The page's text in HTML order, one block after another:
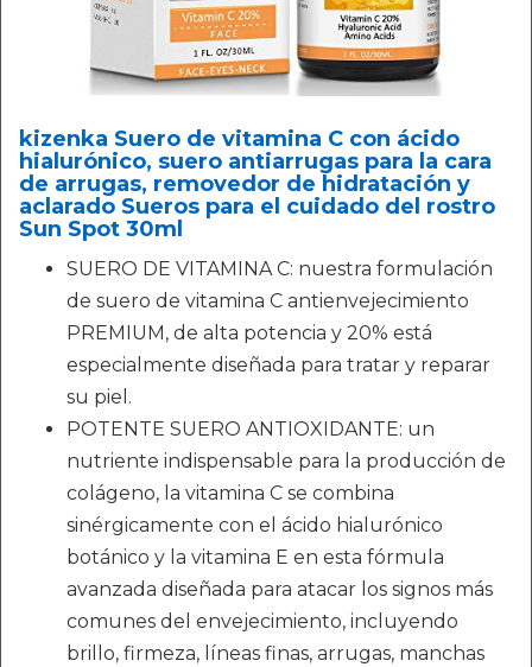
kizenka Suero de vitamina C con ácido
hialurónico, suero antiarrugas para la cara
de arrugas, removedor de hidratación y
aclarado Sueros para el cuidado del rostro
Sun Spot 30ml
SUERO DE VITAMINA C: nuestra formulación
de suero de vitamina C antienvejecimiento
PREMIUM, de alta potencia y 20% está
especialmente diseñada para tratar y reparar
su piel.
POTENTE SUERO ANTIOXIDANTE: un
nutriente indispensable para la producción de
colágeno, la vitamina C se combina
sinérgicamente con el ácido hialurónico
botánico y la vitamina E en esta fórmula
avanzada diseñada para atacar los signos más
comunes del envejecimiento, incluyendo
brillo, firmeza, líneas finas, arrugas, manchas